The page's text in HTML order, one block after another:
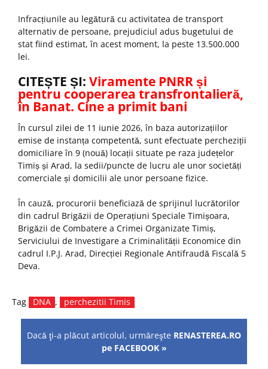
Infracțiunile au legătură cu activitatea de transport
alternativ de persoane, prejudiciul adus bugetului de
stat fiind estimat, în acest moment, la peste 13.500.000
lei.
CITEȘTE ȘI: Viramente PNRR și
pentru cooperarea transfrontalieră,
în Banat. Cine a primit bani
În cursul zilei de 11 iunie 2026, în baza autorizațiilor
emise de instanța competentă, sunt efectuate percheziții
domiciliare în 9 (nouă) locații situate pe raza județelor
Timiș și Arad, la sedii/puncte de lucru ale unor societăți
comerciale și domicilii ale unor persoane fizice.
În cauză, procurorii beneficiază de sprijinul lucrătorilor
din cadrul Brigăzii de Operațiuni Speciale Timișoara,
Brigăzii de Combatere a Crimei Organizate Timiș,
Serviciului de Investigare a Criminalității Economice din
cadrul I.P.J. Arad, Direcției Regionale Antifraudă Fiscală 5
Deva.
Tag DNA , perchezitii Timis
Dacă ţi-a plăcut articolul, urmăreşte RENASTEREA.RO
pe FACEBOOK »